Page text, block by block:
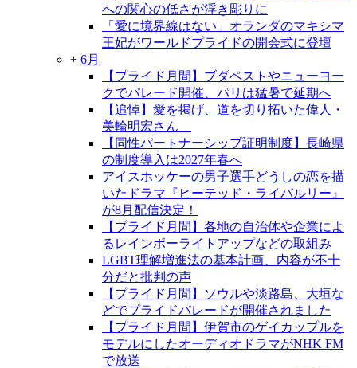
への関心の低さが浮き彫りに
「愛に境界線はない」オランダのマキシマ
王妃がワールドプライドの開会式に登壇
+ 6月
【プライド月間】ブダペストやニューヨー
クでパレード開催、パリは猛暑で延期へ
【追悼】愛を掲げ、道を切り拓いた偉人・
美輪明宏さん
【同性パートナーシップ証明制度】長崎県
の制度導入は2027年春へ
アイスホッケーの男子選手どうしの恋を描
いたドラマ『ヒーテッド・ライバルリー』
が8月配信決定！
【プライド月間】各地の自治体や企業によ
るレインボーライトアップなどの取組み
LGBT理解増進法の基本計画、内容が不十
分だと批判の声
【プライド月間】ソウルや淡路島、大垣な
どでプライドパレードが開催されました
【プライド月間】伊賀市のゲイカップルを
モデルにしたオーディオドラマがNHK FM
で放送